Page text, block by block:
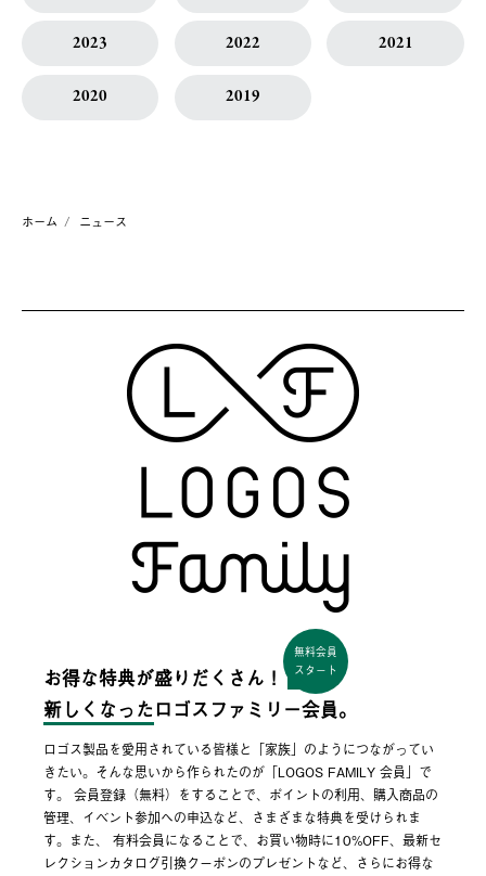
2023 2022 2021
2020 2019
ホーム ニュース
お得な特典が盛りだくさん！
無料会員
スタート
新しくなった ロゴスファミリー会員。
ロゴス製品を愛用されている皆様と「家族」のようにつながってい
きたい。そんな思いから作られたのが「LOGOS FAMILY 会員」で
す。 会員登録（無料）をすることで、ポイントの利用、購入商品の
管理、イベント参加への申込など、さまざまな特典を受けられま
す。また、 有料会員になることで、お買い物時に10%OFF、最新セ
レクションカタログ引換クーポンのプレゼントなど、さらにお得な